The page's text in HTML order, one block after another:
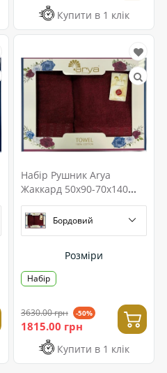
Купити в 1 клік
Набір Рушник Arya
Жаккард 50x90-70x140
Sophia
Бордовий
Розміри
Набір
3630.00 грн -50%
1815.00 грн
Купити в 1 клік